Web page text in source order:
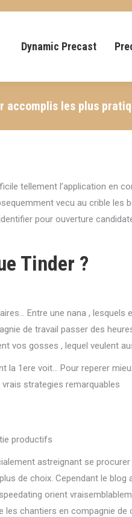
Dynamic Precast
accomplis les plus
tellement l’application en
vecu au crible les
pour ouverture
Tinder ?
Entre une nana , lesquels
de travail passer des
vos gosses , lequel veulent
la 1ere voit… Pour reperer
strategies remarquables
productifs
astreignant se
de choix. Cependant le blog
orient
chantiers en compagnie